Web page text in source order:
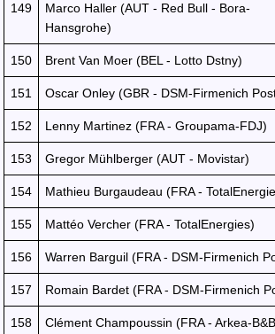
149
Marco Haller (AUT - Red Bull - Bora-
Hansgrohe)
150 Brent Van Moer (BEL - Lotto Dstny)
151 Oscar Onley (GBR - DSM-Firmenich
152 Lenny Martinez (FRA - Groupama-FDJ)
153 Gregor Mühlberger (AUT - Movistar)
154 Mathieu Burgaudeau (FRA -
155 Mattéo Vercher (FRA - TotalEnergies)
156 Warren Barguil (FRA - DSM-Firmenich
157 Romain Bardet (FRA - DSM-Firmenich
158
Clément Champoussin (FRA - Arkea-B&B